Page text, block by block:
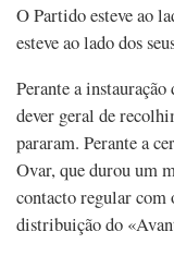
O Partido esteve ao
esteve ao lado dos
Perante a
dever geral de
pararam. Perante a
Ovar, que durou um
contacto regular com
distribuição do